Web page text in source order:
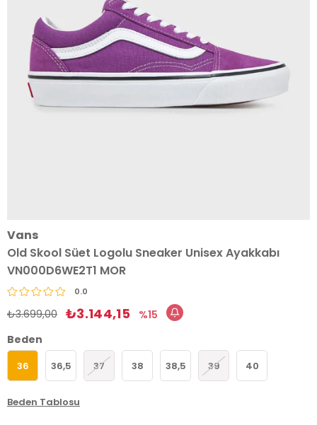
Vans
Old Skool Süet Logolu Sneaker Unisex Ayakkabı
VN000D6WE2T1 MOR
0.0
₺3.699,00 ₺3.144,15
15
Beden
36 36,5 37 38 38,5 39 40
Beden Tablosu